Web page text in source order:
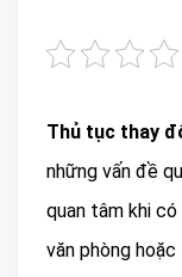
Thủ tục thay
những vấn đề
quan tâm khi có
văn phòng